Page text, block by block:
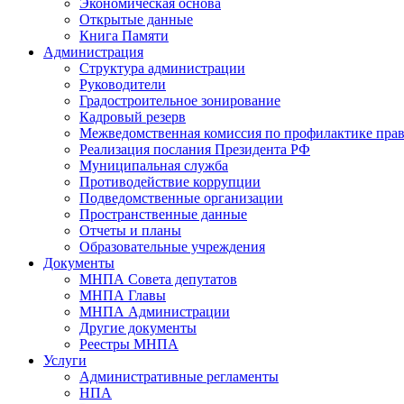
Экономическая основа
Открытые данные
Книга Памяти
Администрация
Структура администрации
Руководители
Градостроительное зонирование
Кадровый резерв
Межведомственная комиссия по профилактике
Реализация послания Президента РФ
Муниципальная служба
Противодействие коррупции
Подведомственные организации
Пространственные данные
Отчеты и планы
Образовательные учреждения
Документы
МНПА Совета депутатов
МНПА Главы
МНПА Администрации
Другие документы
Реестры МНПА
Услуги
Административные регламенты
НПА